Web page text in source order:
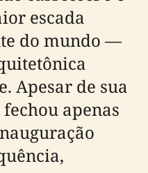
escada
do mundo —
Apesar de sua
apenas